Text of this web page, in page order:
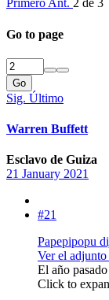
Primero Ant. 2 de 3
Go to page
Go
Sig. Último
Warren Buffett
Esclavo de Guiza
21 January 2021
#21
Papepipopu
Ver el
El año
Click to